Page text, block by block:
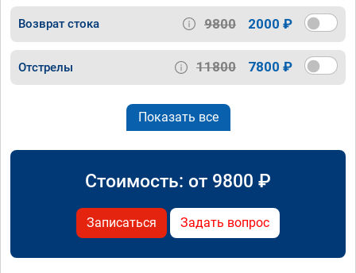
Возврат стока 9800 2000 ₽
Отстрелы 11800 7800 ₽
Показать все
Стоимость: от 9800 ₽
Записаться Задать вопрос